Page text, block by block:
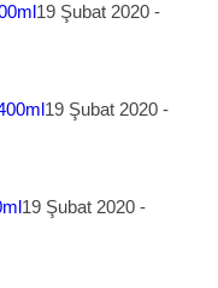
19 Şubat 2020 -
19 Şubat 2020 -
19 Şubat 2020 -